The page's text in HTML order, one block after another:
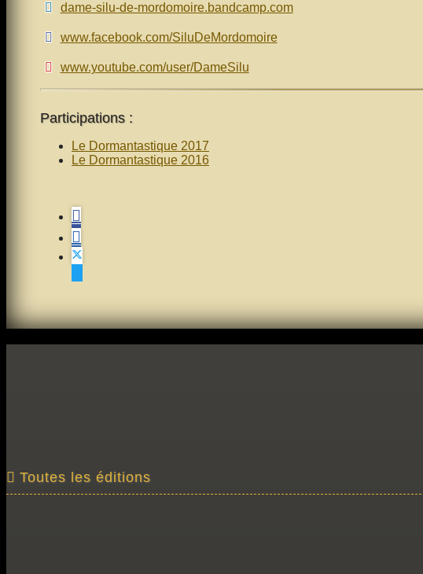
dame-silu-de-mordomoire.bandcamp.com
www.facebook.com/SiluDeMordomoire
www.youtube.com/user/DameSilu
Participations :
Le Dormantastique 2017
Le Dormantastique 2016
Toutes les éditions